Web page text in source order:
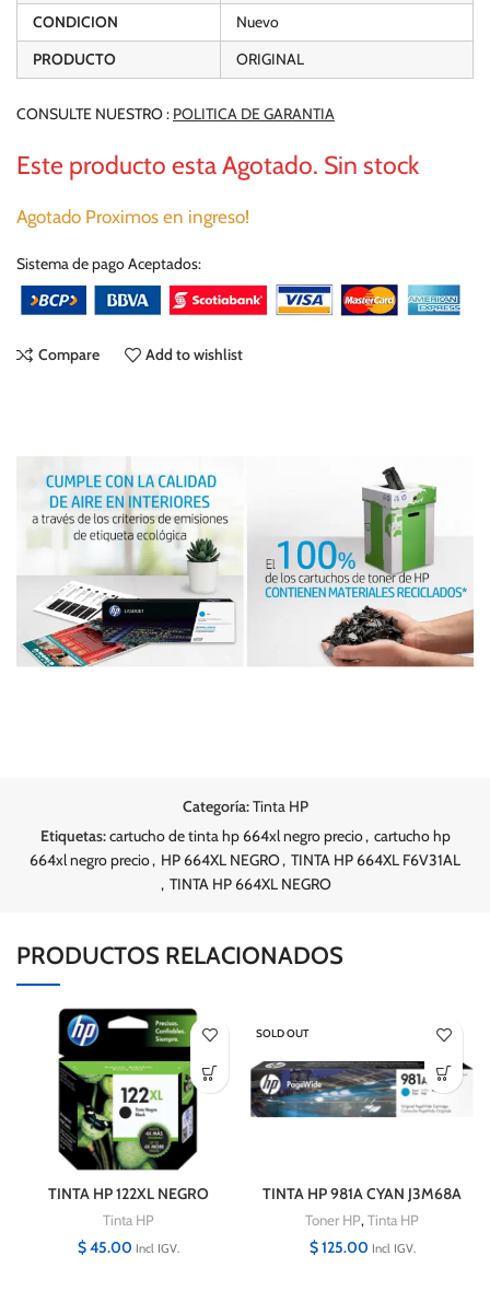
CONDICION
Nuevo
PRODUCTO
ORIGINAL
CONSULTE NUESTRO : POLITICA DE GARANTIA
Este producto esta Agotado. Sin stock
Agotado Proximos en ingreso!
Sistema de pago Aceptados:
Compare Add to wishlist
Categoría:Tinta HP
Etiquetas:cartucho de tinta hp 664xl negro precio, cartucho hp
664xl negro precio, HP 664XL NEGRO, TINTA HP 664XL F6V31AL
, TINTA HP 664XL NEGRO
PRODUCTOS RELACIONADOS
TINTA HP 122XL NEGRO
CH563HL 480 PAGINAS
Tinta HP
$45.00 Incl IGV.
SOLD OUT
TINTA HP 981A CYAN J3M68A
6000 PAGINAS
Toner HP, Tinta HP
$125.00 Incl IGV.